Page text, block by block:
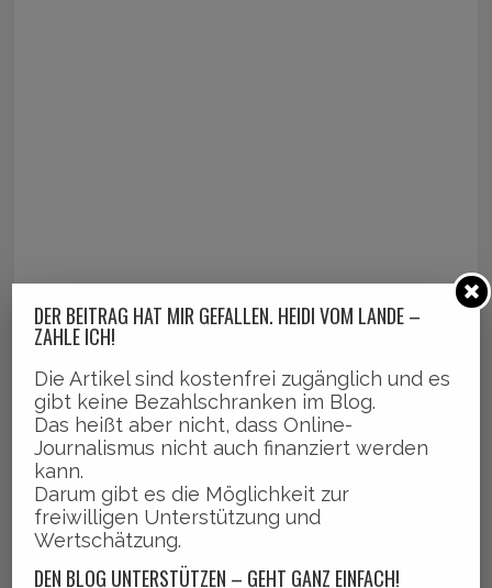
DER BEITRAG HAT MIR GEFALLEN. HEIDI VOM LANDE –
ZAHLE ICH!
Die Artikel sind kostenfrei zugänglich und es
gibt keine Bezahlschranken im Blog.
Das heißt aber nicht, dass Online-
Journalismus nicht auch finanziert werden
kann.
Darum gibt es die Möglichkeit zur
freiwilligen Unterstützung und
Wertschätzung.
DEN BLOG UNTERSTÜTZEN – GEHT GANZ EINFACH!